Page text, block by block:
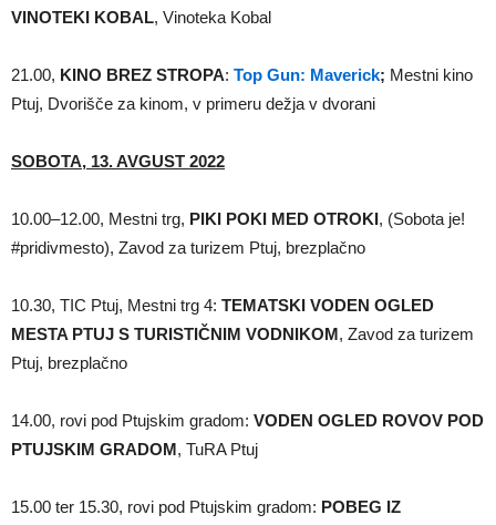
VINOTEKI KOBAL, Vinoteka Kobal
21.00, KINO BREZ STROPA: Top Gun: Maverick; Mestni kino
Ptuj, Dvorišče za kinom, v primeru dežja v dvorani
SOBOTA, 13. AVGUST 2022
10.00–12.00, Mestni trg, PIKI POKI MED OTROKI, (Sobota je!
#pridivmesto), Zavod za turizem Ptuj, brezplačno
10.30, TIC Ptuj, Mestni trg 4: TEMATSKI VODEN OGLED
MESTA PTUJ S TURISTIČNIM VODNIKOM, Zavod za turizem
Ptuj, brezplačno
14.00, rovi pod Ptujskim gradom: VODEN OGLED ROVOV POD
PTUJSKIM GRADOM, TuRA Ptuj
15.00 ter 15.30, rovi pod Ptujskim gradom: POBEG IZ